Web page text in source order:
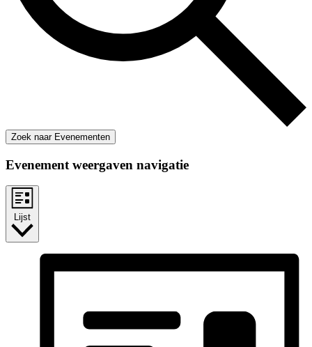
Zoek naar Evenementen
Evenement weergaven navigatie
Lijst